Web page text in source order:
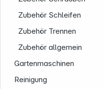
Zubehör Schleifen
Zubehör Trennen
Zubehör allgemein
Gartenmaschinen
Reinigung